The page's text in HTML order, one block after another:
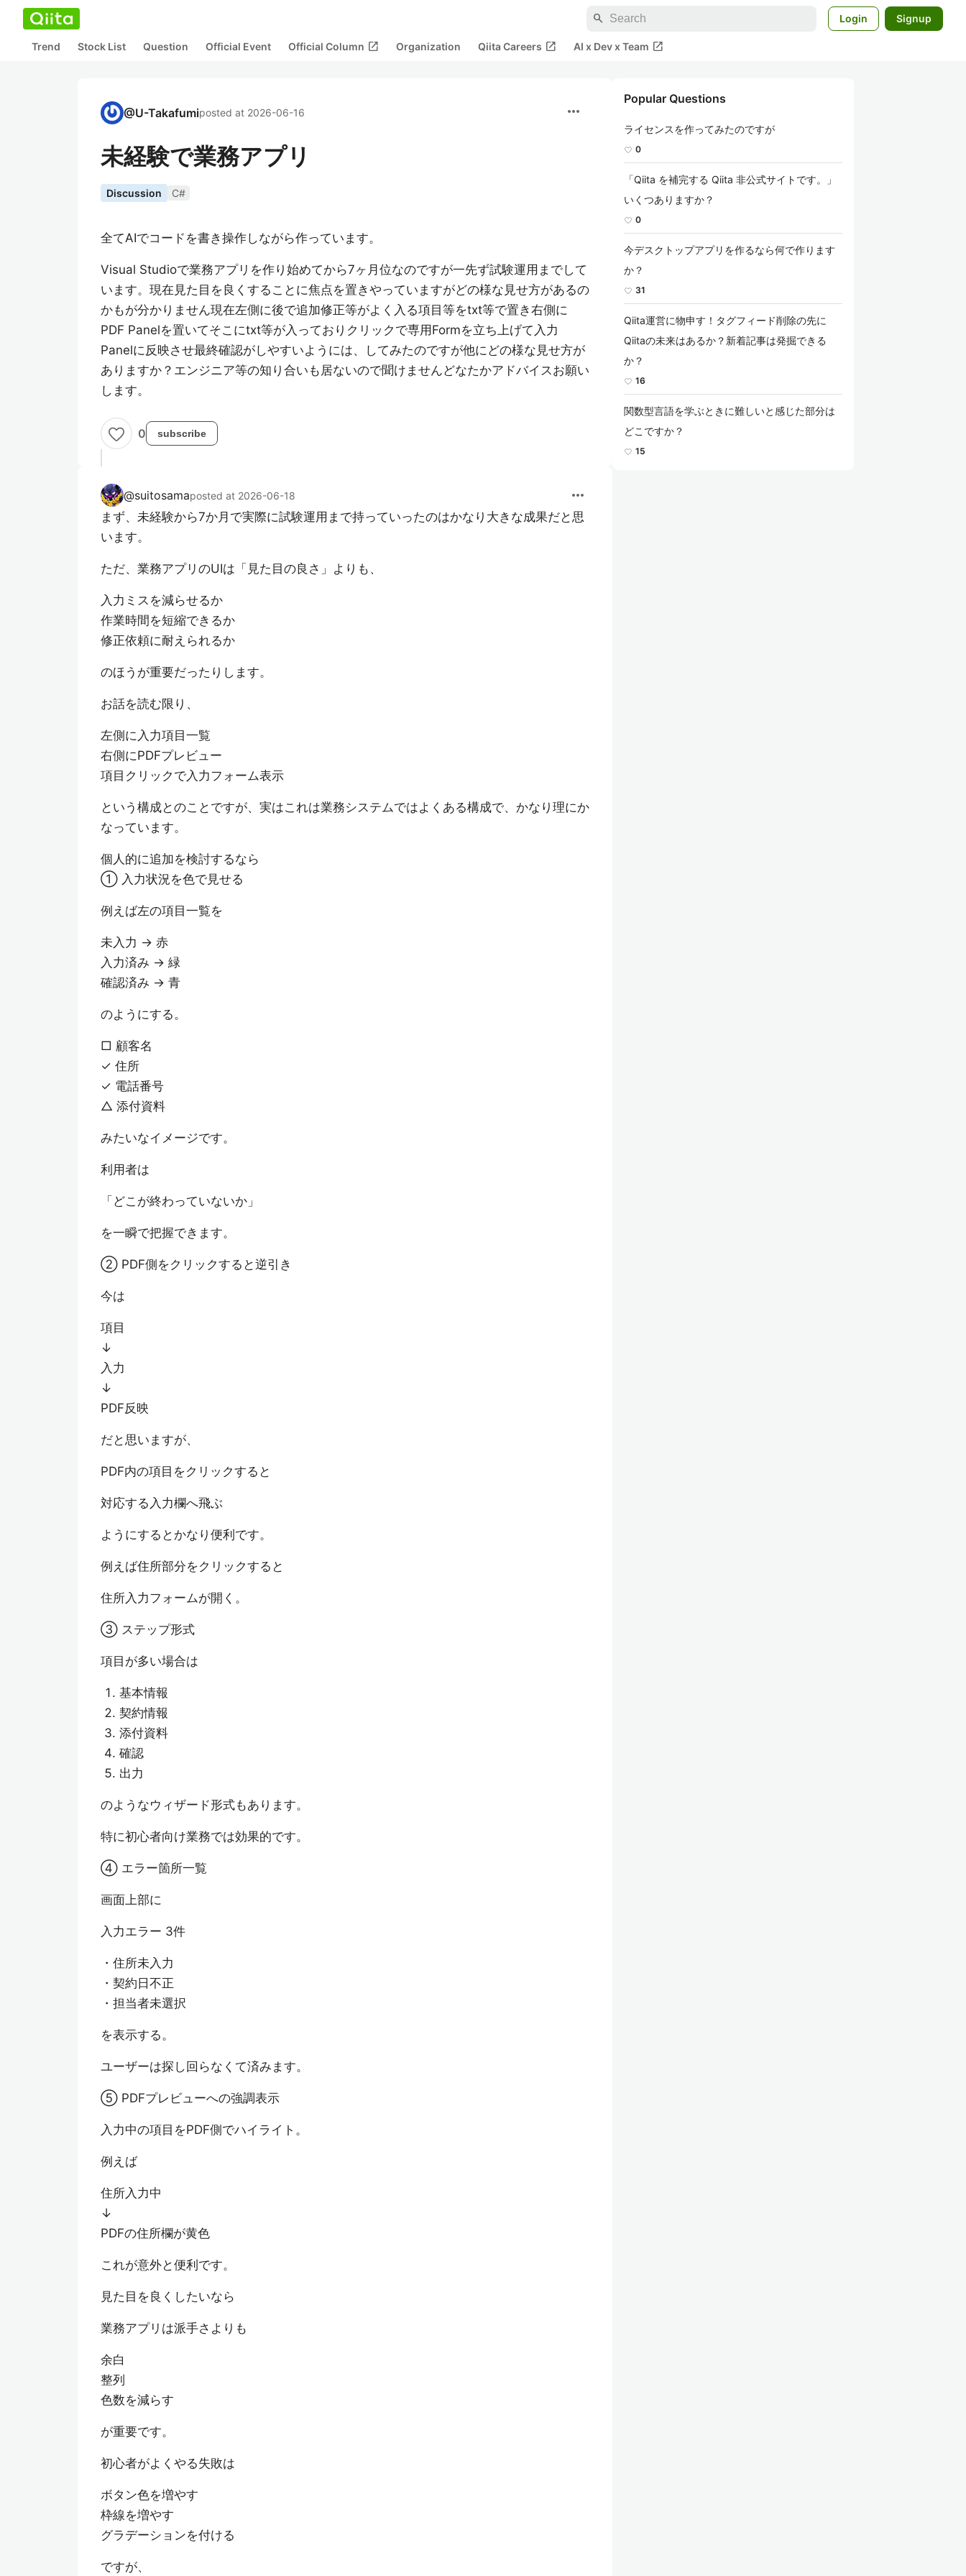
search Login Signup
Trend Stock List Question Official Event Official Column open_in_new Organization Qiita Careers open_in_new AI x Dev x Team open_in_new
@U-Takafumiposted at 2026-06-16 more_horiz
未経験で業務アプリ
Discussion C#
全てAIでコードを書き操作しながら作っています。
Visual Studioで業務アプリを作り始めてから7ヶ月位なのですが一先ず試験運用までして
います。現在見た目を良くすることに焦点を置きやっていますがどの様な見せ方があるの
かもが分かりません現在左側に後で追加修正等がよく入る項目等をtxt等で置き右側に
PDF Panelを置いてそこにtxt等が入っておりクリックで専用Formを立ち上げて入力
Panelに反映させ最終確認がしやすいようには、してみたのですが他にどの様な見せ方が
ありますか？エンジニア等の知り合いも居ないので聞けませんどなたかアドバイスお願い
します。
0 subscribe
@suitosamaposted at 2026-06-18 more_horiz
まず、未経験から7か月で実際に試験運用まで持っていったのはかなり大きな成果だと思
います。
ただ、業務アプリのUIは「見た目の良さ」よりも、
入力ミスを減らせるか
作業時間を短縮できるか
修正依頼に耐えられるか
のほうが重要だったりします。
お話を読む限り、
左側に入力項目一覧
右側にPDFプレビュー
項目クリックで入力フォーム表示
という構成とのことですが、実はこれは業務システムではよくある構成で、かなり理にか
なっています。
個人的に追加を検討するなら
① 入力状況を色で見せる
例えば左の項目一覧を
未入力 → 赤
入力済み → 緑
確認済み → 青
のようにする。
□ 顧客名
✓ 住所
✓ 電話番号
△ 添付資料
みたいなイメージです。
利用者は
「どこが終わっていないか」
を一瞬で把握できます。
② PDF側をクリックすると逆引き
今は
項目
↓
入力
↓
PDF反映
だと思いますが、
PDF内の項目をクリックすると
対応する入力欄へ飛ぶ
ようにするとかなり便利です。
例えば住所部分をクリックすると
住所入力フォームが開く。
③ ステップ形式
項目が多い場合は
基本情報
契約情報
添付資料
確認
出力
のようなウィザード形式もあります。
特に初心者向け業務では効果的です。
④ エラー箇所一覧
画面上部に
入力エラー 3件
・住所未入力
・契約日不正
・担当者未選択
を表示する。
ユーザーは探し回らなくて済みます。
⑤ PDFプレビューへの強調表示
入力中の項目をPDF側でハイライト。
例えば
住所入力中
↓
PDFの住所欄が黄色
これが意外と便利です。
見た目を良くしたいなら
業務アプリは派手さよりも
余白
整列
色数を減らす
が重要です。
初心者がよくやる失敗は
ボタン色を増やす
枠線を増やす
グラデーションを付ける
ですが、
Popular Questions
ライセンスを作ってみたのですが
0
「Qiita を補完する Qiita 非公式サイトです。」
いくつありますか？
0
今デスクトップアプリを作るなら何で作ります
か？
31
Qiita運営に物申す！タグフィード削除の先に
Qiitaの未来はあるか？新着記事は発掘できる
か？
16
関数型言語を学ぶときに難しいと感じた部分は
どこですか？
15